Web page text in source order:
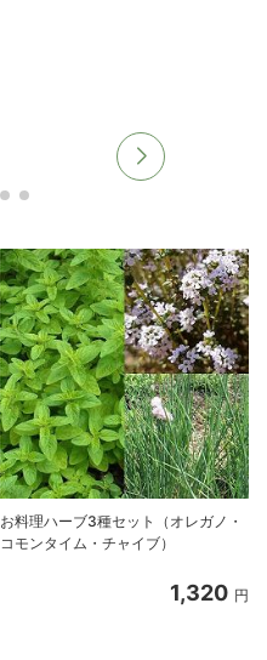
お料理ハーブ3種セット（オレガノ・
コモンタイム・チャイブ）
1,320 円